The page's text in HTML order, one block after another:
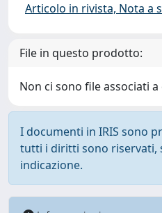
Articolo in rivista, Nota a
File in questo prodotto:
Non ci sono file associati
I documenti in IRIS sono
tutti i diritti sono riservati,
indicazione.